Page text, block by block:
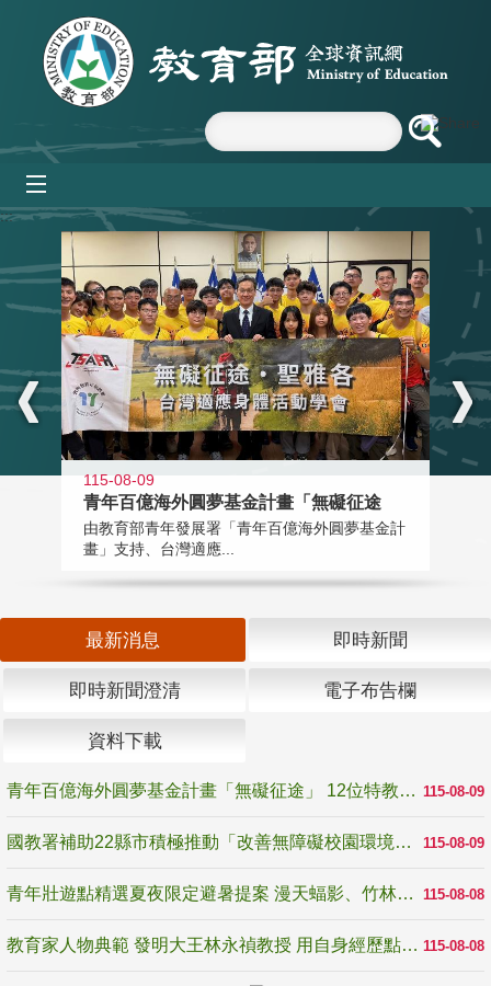
跳到主要內容區塊
:::
115-08-09
青年百億海外圓夢基金計畫「無礙征途
由教育部青年發展署「青年百億海外圓夢基金計
畫」支持、台灣適應...
最新消息 即時新聞
即時新聞澄清 電子布告欄
資料下載
115-08-09
青年百億海外圓夢基金計畫「無礙征途」 12位特教與弱勢青年勇闖西班牙 跨越感官限制見證生命蛻變
115-08-09
國教署補助22縣市積極推動「改善無障礙校園環境計畫」 打造友善、安全、無礙學習空間
115-08-08
青年壯遊點精選夏夜限定避暑提案 漫天蝠影、竹林尋蛙、茶香夜觀 邀青年暮色出發
115-08-08
教育家人物典範 發明大王林永禎教授 用自身經歷點亮學生的路